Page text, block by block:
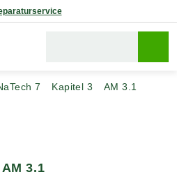
7 Kapitel 3 AM 3.1
3.1